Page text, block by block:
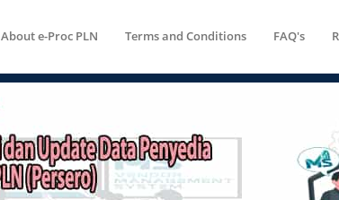
About e-Proc PLN Terms and Conditions FAQ's